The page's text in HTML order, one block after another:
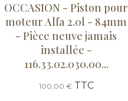
OCCASION - Piston pour
moteur Alfa 2.0l - 84mm
- Pièce neuve jamais
installée -
116.33.02.030.00...
100,00 €TTC